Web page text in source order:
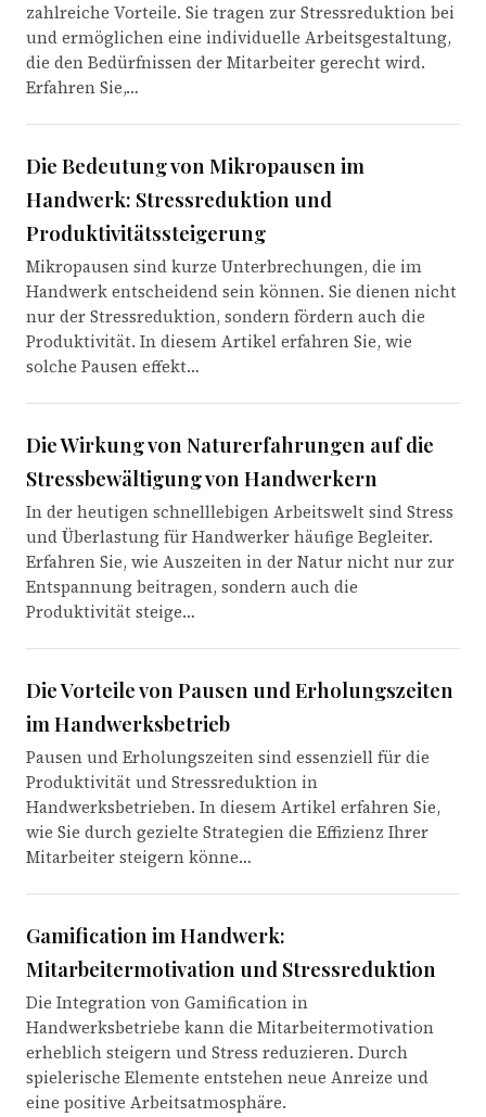
zahlreiche Vorteile. Sie tragen zur Stressreduktion bei
und ermöglichen eine individuelle Arbeitsgestaltung,
die den Bedürfnissen der Mitarbeiter gerecht wird.
Erfahren Sie,…
Die Bedeutung von Mikropausen im
Handwerk: Stressreduktion und
Produktivitätssteigerung
Mikropausen sind kurze Unterbrechungen, die im
Handwerk entscheidend sein können. Sie dienen nicht
nur der Stressreduktion, sondern fördern auch die
Produktivität. In diesem Artikel erfahren Sie, wie
solche Pausen effekt…
Die Wirkung von Naturerfahrungen auf die
Stressbewältigung von Handwerkern
In der heutigen schnelllebigen Arbeitswelt sind Stress
und Überlastung für Handwerker häufige Begleiter.
Erfahren Sie, wie Auszeiten in der Natur nicht nur zur
Entspannung beitragen, sondern auch die
Produktivität steige…
Die Vorteile von Pausen und Erholungszeiten
im Handwerksbetrieb
Pausen und Erholungszeiten sind essenziell für die
Produktivität und Stressreduktion in
Handwerksbetrieben. In diesem Artikel erfahren Sie,
wie Sie durch gezielte Strategien die Effizienz Ihrer
Mitarbeiter steigern könne…
Gamification im Handwerk:
Mitarbeitermotivation und Stressreduktion
Die Integration von Gamification in
Handwerksbetriebe kann die Mitarbeitermotivation
erheblich steigern und Stress reduzieren. Durch
spielerische Elemente entstehen neue Anreize und
eine positive Arbeitsatmosphäre.